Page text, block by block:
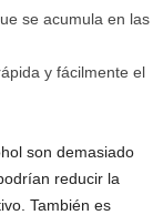
se acumula en las
y fácilmente el
son demasiado
reducir la
También es